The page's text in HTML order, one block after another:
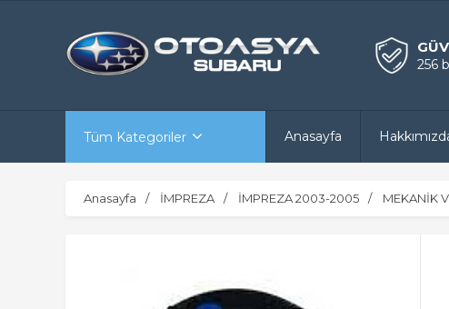
256
Tüm Kategoriler Anasayfa
Anasayfa İMPREZA İMPREZA 2003-2005 MEKANİK